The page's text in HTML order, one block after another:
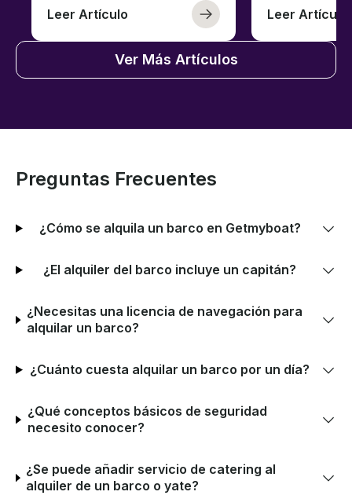
Leer Artículo Leer Artículo
Ver Más Artículos
Preguntas Frecuentes
¿Cómo se alquila un barco en Getmyboat?
¿El alquiler del barco incluye un capitán?
¿Necesitas una licencia de navegación para
alquilar un barco?
¿Cuánto cuesta alquilar un barco por un día?
¿Qué conceptos básicos de seguridad
necesito conocer?
¿Se puede añadir servicio de catering al
alquiler de un barco o yate?